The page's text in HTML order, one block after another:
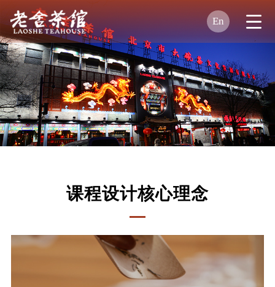
En
课程设计核心理念